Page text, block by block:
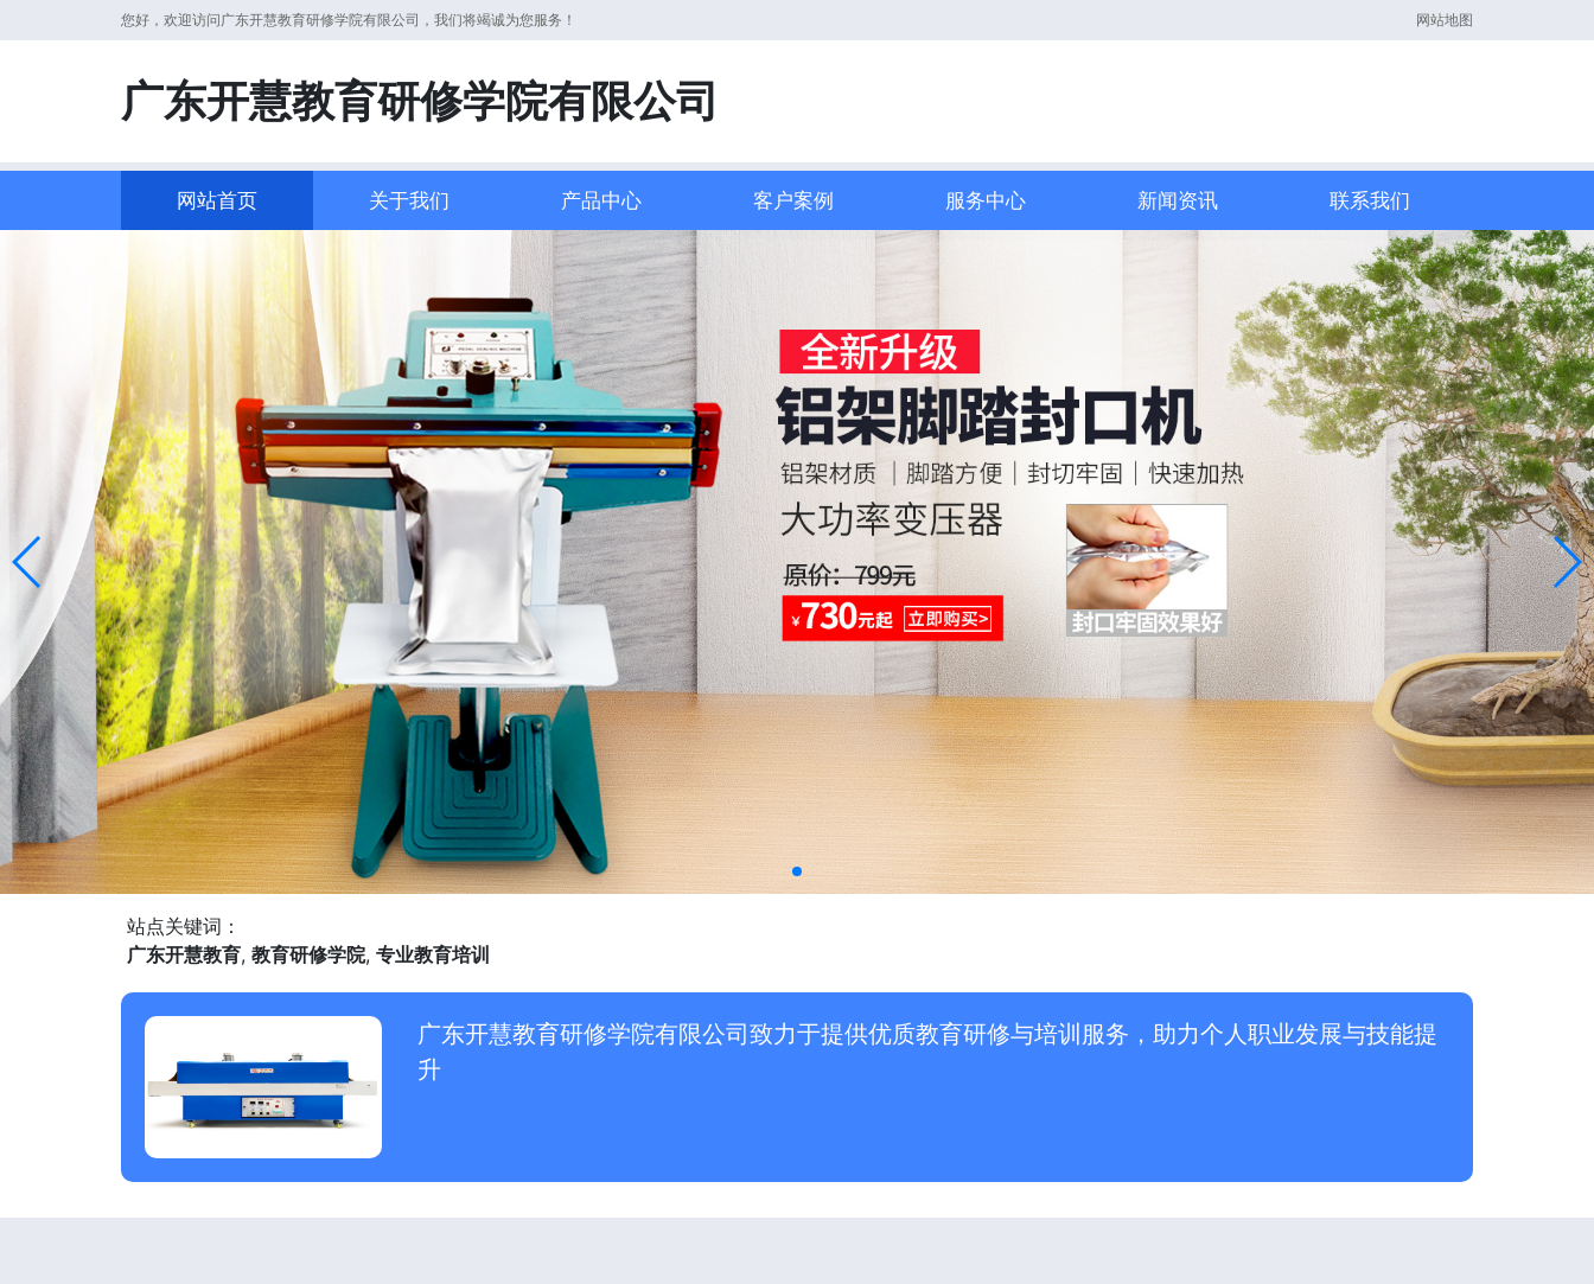
您好，欢迎访问广东开慧教育研修学院有限公司，我们将竭诚为您服务！ 网站地图
广东开慧教育研修学院有限公司
网站首页 关于我们 产品中心 客户案例 服务中心 新闻资讯 联系我们
站点关键词：
广东开慧教育, 教育研修学院, 专业教育培训
广东开慧教育研修学院有限公司致力于提供优质教育研修与培训服务，助力个人职业发展与技能提
升